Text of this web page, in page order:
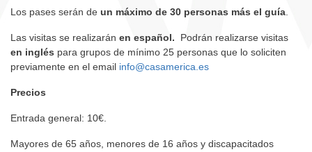
Los pases serán de un máximo de 30 personas más el guía
Las visitas se realizarán en español.
Podrán realizarse visitas
en inglés para grupos de mínimo 25 personas que lo soliciten
previamente en el email info@casamerica.es
Precios
Entrada general: 10€.
Mayores de 65 años, menores de 16 años y discapacitados